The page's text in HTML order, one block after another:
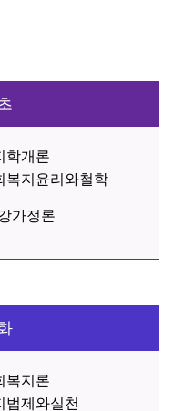
학개론
복지윤리와철학
가정론
복지론
법제와실천